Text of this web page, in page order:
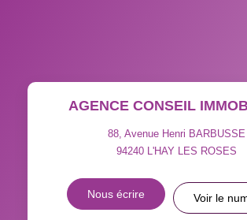
TAXE FONCIÈRE
PART DES
VOITURE
RÉSULTATS DES LYCÉES ECOLES ET
AGENCE CONSEIL
88, Avenue Henri BARBUSSE
94240 L'HAY LES ROSES
Nous écrire Voir le